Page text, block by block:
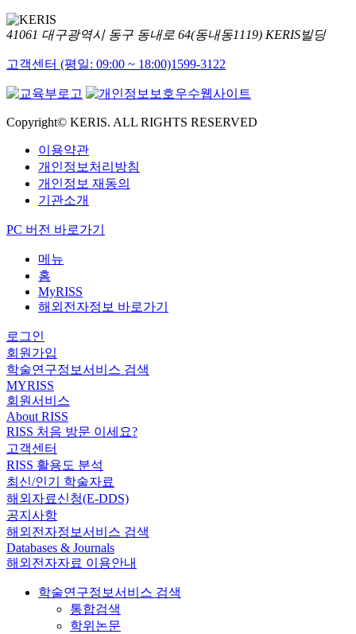
41061 대구광역시 동구 동내로 64(동내동1119) KERIS빌딩
고객센터 (평일: 09:00 ~ 18:00)1599-3122
Copyright© KERIS. ALL RIGHTS RESERVED
이용약관
개인정보처리방침
개인정보 재동의
기관소개
PC 버전 바로가기
메뉴
홈
MyRISS
해외전자정보 바로가기
로그인
회원가입
학술연구정보서비스 검색
MYRISS
회원서비스
About RISS
RISS 처음 방문 이세요?
고객센터
RISS 활용도 분석
최신/인기 학술자료
해외자료신청(E-DDS)
공지사항
해외전자정보서비스 검색
Databases & Journals
해외전자자료 이용안내
학술연구정보서비스 검색
통합검색
학위논문